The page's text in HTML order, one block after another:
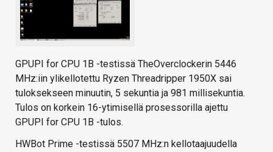
GPUPI for CPU 1B -testissä TheOverclockerin 5446
MHz:iin ylikellotettu Ryzen Threadripper 1950X sai
tuloksekseen minuutin, 5 sekuntia ja 981 millisekuntia.
Tulos on korkein 16-ytimisellä prosessorilla ajettu
GPUPI for CPU 1B -tulos.
HWBot Prime -testissä 5507 MHz:n kellotaajuudella